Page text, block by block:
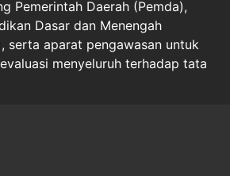
Pemerintah Daerah (Pemda),
Dasar dan Menengah
serta aparat pengawasan untuk
menyeluruh terhadap tata